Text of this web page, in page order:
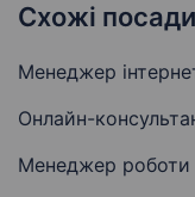
Схожі
Менеджер
Онлайн-
Менеджер роботи